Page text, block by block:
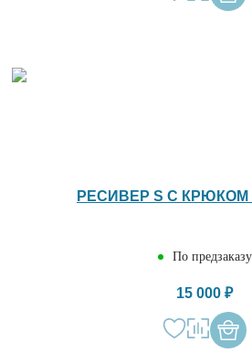
РЕСИВЕР S С КРЮКОМ
По предзаказу
15 000 ₽